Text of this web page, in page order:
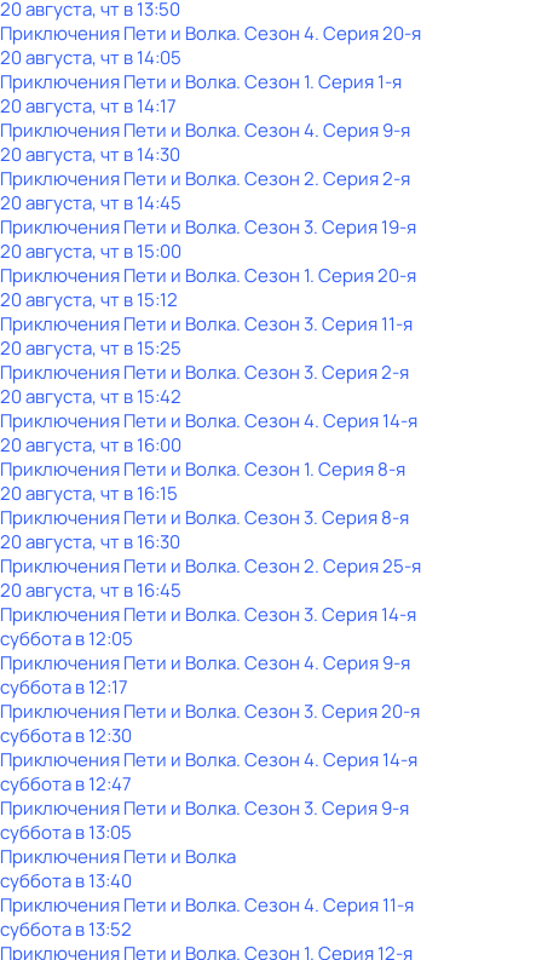
20 августа, чт в 13:50
Приключения Пети и Волка. Сезон 4. Серия 20-я
20 августа, чт в 14:05
Приключения Пети и Волка. Сезон 1. Серия 1-я
20 августа, чт в 14:17
Приключения Пети и Волка. Сезон 4. Серия 9-я
20 августа, чт в 14:30
Приключения Пети и Волка. Сезон 2. Серия 2-я
20 августа, чт в 14:45
Приключения Пети и Волка. Сезон 3. Серия 19-я
20 августа, чт в 15:00
Приключения Пети и Волка. Сезон 1. Серия 20-я
20 августа, чт в 15:12
Приключения Пети и Волка. Сезон 3. Серия 11-я
20 августа, чт в 15:25
Приключения Пети и Волка. Сезон 3. Серия 2-я
20 августа, чт в 15:42
Приключения Пети и Волка. Сезон 4. Серия 14-я
20 августа, чт в 16:00
Приключения Пети и Волка. Сезон 1. Серия 8-я
20 августа, чт в 16:15
Приключения Пети и Волка. Сезон 3. Серия 8-я
20 августа, чт в 16:30
Приключения Пети и Волка. Сезон 2. Серия 25-я
20 августа, чт в 16:45
Приключения Пети и Волка. Сезон 3. Серия 14-я
субботав12:05
Приключения Пети и Волка. Сезон 4. Серия 9-я
субботав12:17
Приключения Пети и Волка. Сезон 3. Серия 20-я
субботав12:30
Приключения Пети и Волка. Сезон 4. Серия 14-я
субботав12:47
Приключения Пети и Волка. Сезон 3. Серия 9-я
субботав13:05
Приключения Пети и Волка
субботав13:40
Приключения Пети и Волка. Сезон 4. Серия 11-я
субботав13:52
Приключения Пети и Волка. Сезон 1. Серия 12-я